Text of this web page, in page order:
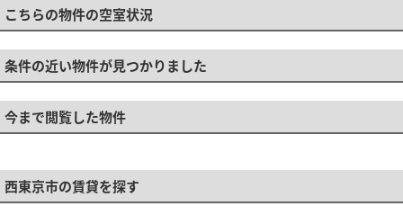
こちらの物件の空室状況
条件の近い物件が見つかりました
今まで閲覧した物件
西東京市の賃貸を探す